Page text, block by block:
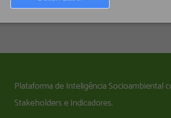
Plataforma de Inteligência Socioambiental
Stakeholders e Indicadores.